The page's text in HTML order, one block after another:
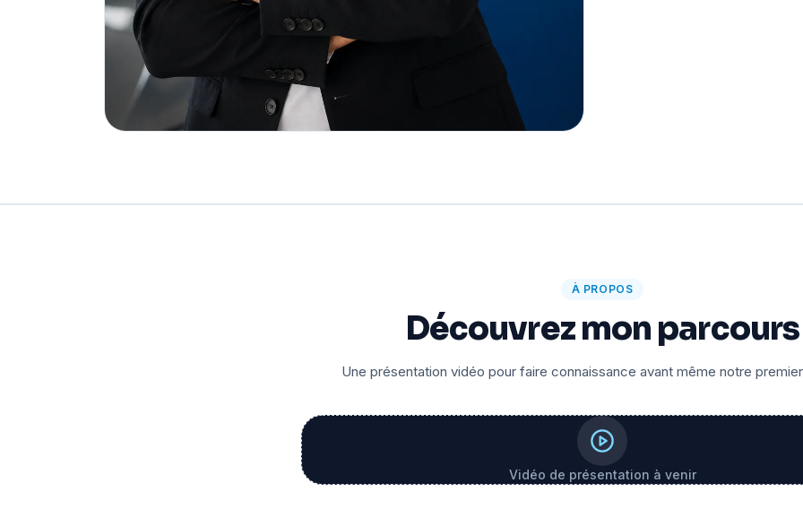
À PROPOS
Découvrez mon parcours
Une présentation vidéo pour faire connaissance avant même notre
Vidéo de présentation à venir